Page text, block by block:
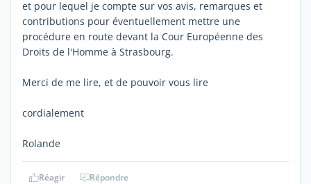
et pour lequel je compte sur vos avis, remarques et
contributions pour éventuellement mettre une
procédure en route devant la Cour Européenne des
Droits de l'Homme à Strasbourg.
Merci de me lire, et de pouvoir vous lire
cordialement
Rolande
Réagir Répondre